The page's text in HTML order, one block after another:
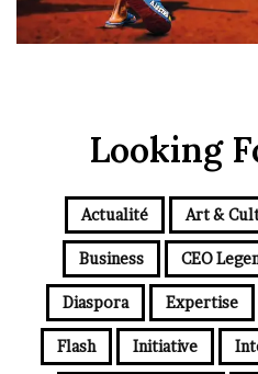
Looking
Actualité Art &
Business CEO
Diaspora Expertise
Flash Initiative